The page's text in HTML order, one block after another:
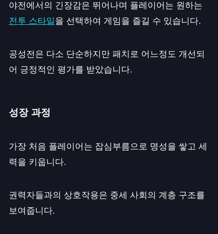
야전에서의 긴장감은 뛰어나며 플레이어는 원하는
전투 스타일 을 선택하여 게임을 즐길 수 있습니다.
공성전은 다소 단순하지만 패치로 어느정도 개선되
어 긍정적인 평가를 받았습니다.
성장 과정
가장 처음 플레이어는 잡심부름으로 명성을 쌓고 세
력을 키웁니다.
권력자들과의 상호작용은 중세 사회의 계층 구조를
보여줍니다.